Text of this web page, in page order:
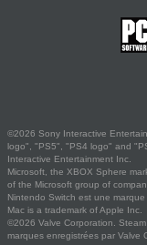
©2026 Sony Interactive
logo", "PS5", "PS4 logo" and
Interactive Entertainment Inc.
Microsoft, the XBOX Sphere
of the Microsoft group of
Nintendo Switch est une marque
Mac is a trademark of Apple Inc.
©2026 Valve Corporation.
marques enregistrées par Valve